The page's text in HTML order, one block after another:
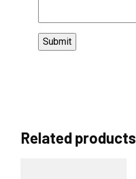
Related products